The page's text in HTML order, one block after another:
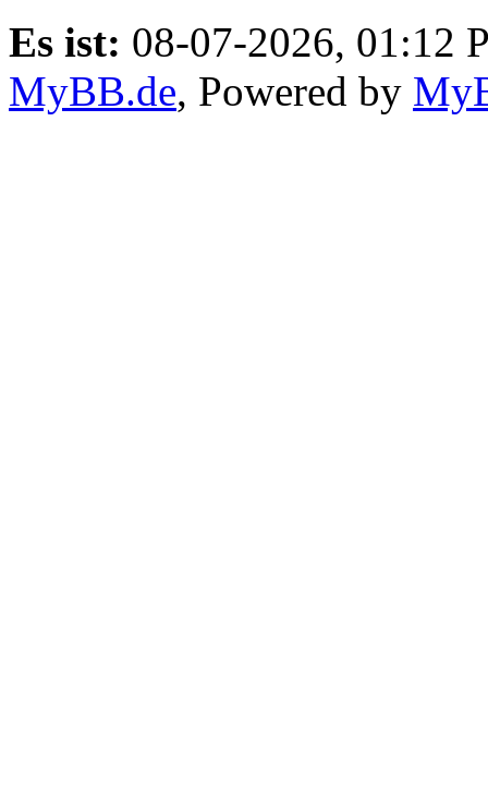
Es ist: 08-07-2026, 01:12
MyBB.de, Powered by